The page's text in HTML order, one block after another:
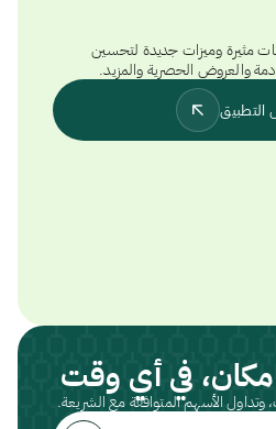
مثيرة وميزات جديدة لتحسين
والعروض الحصرية والمزيد.
في أي وقت
الأسهم المتوافقة مع الشريعة.